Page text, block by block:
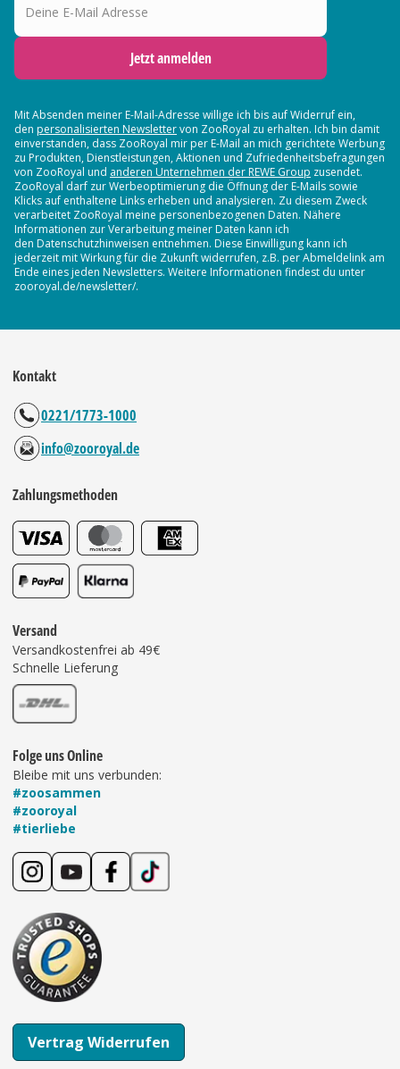
Jetzt anmelden
Mit Absenden meiner E-Mail-Adresse willige ich bis auf Widerruf ein,
den personalisierten Newslettervon ZooRoyal zu erhalten. Ich bin damit
einverstanden, dass ZooRoyal mir per E-Mail an mich gerichtete Werbung
zu Produkten, Dienstleistungen, Aktionen und Zufriedenheitsbefragungen
von ZooRoyal und anderen Unternehmen der REWE Group zusendet.
ZooRoyal darf zur Werbeoptimierung die Öffnung der E-Mails sowie
Klicks auf enthaltene Links erheben und analysieren. Zu diesem Zweck
verarbeitet ZooRoyal meine personenbezogenen Daten. Nähere
Informationen zur Verarbeitung meiner Daten kann ich
den Datenschutzhinweisen entnehmen. Diese Einwilligung kann ich
jederzeit mit Wirkung für die Zukunft widerrufen, z.B. per Abmeldelink am
Ende eines jeden Newsletters. Weitere Informationen findest du unter
zooroyal.de/newsletter/.
Kontakt
0221/1773-1000
info@zooroyal.de
Zahlungsmethoden
Versand
Versandkostenfrei ab 49€
Schnelle Lieferung
Folge uns Online
Bleibe mit uns verbunden:
#zoosammen
#zooroyal
#tierliebe
Vertrag Widerrufen